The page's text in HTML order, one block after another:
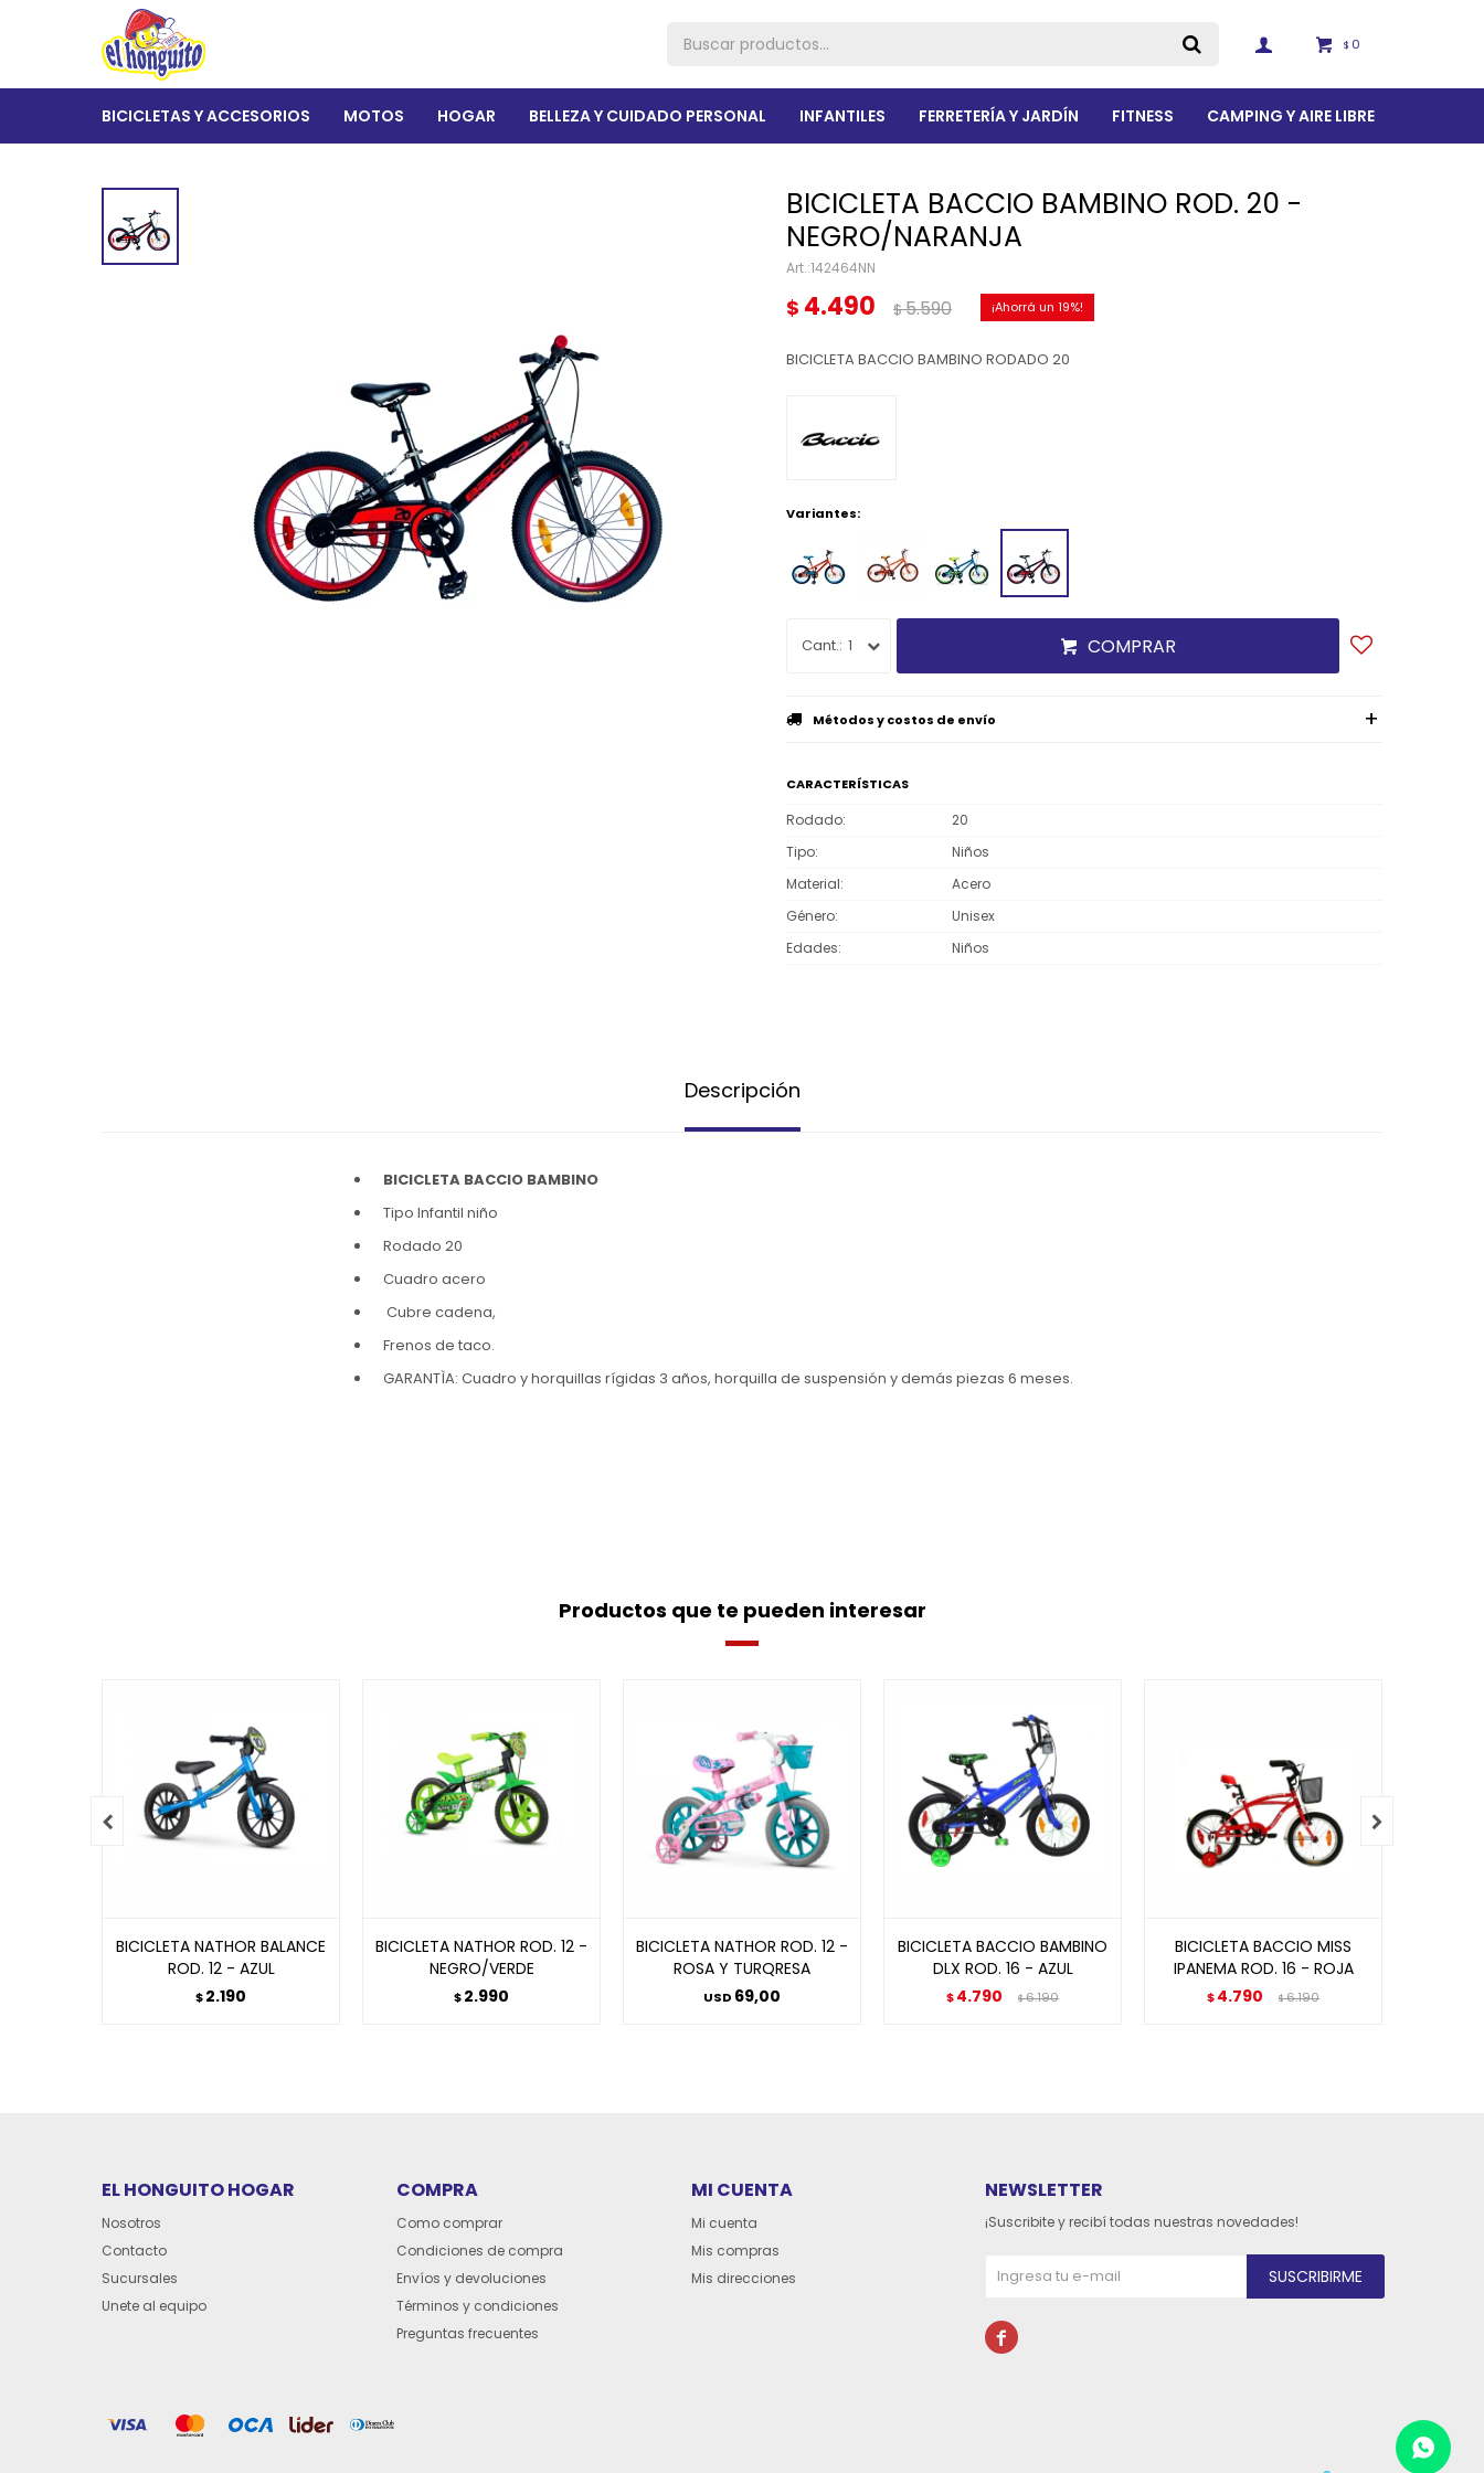
BICICLETAS Y ACCESORIOS MOTOS HOGAR BELLEZA Y CUIDADO PERSONAL INFANTILES FERRETERÍA Y JARDÍN FITNESS CAMPING Y AIRE LIBRE
$ 0
BICICLETA BACCIO BAMBINO ROD. 20 -
NEGRO/NARANJA
142464NN
$ 4.490 $5.590 19
BICICLETA BACCIO BAMBINO RODADO 20
Variantes:
1 COMPRAR
Métodos y costos de envío
CARACTERÍSTICAS
Rodado
20
Tipo
Niños
Material
Acero
Género
Unisex
Edades
Niños
Descripción
BICICLETA BACCIO BAMBINO
Tipo Infantil niño
Rodado 20
Cuadro acero
Cubre cadena,
Frenos de taco.
GARANTÌA: Cuadro y horquillas rígidas 3 años, horquilla de suspensión y demás piezas 6 meses.
Productos que te pueden interesar
BICICLETA NATHOR BALANCE
ROD. 12 - AZUL
$2.190
BICICLETA NATHOR ROD. 12 -
NEGRO/VERDE
$2.990
BICICLETA NATHOR ROD. 12 -
ROSA Y TURQRESA
USD 69,00
BICICLETA BACCIO BAMBINO
DLX ROD. 16 - AZUL
$4.790 $6.190
BICICLETA BACCIO MISS
IPANEMA ROD. 16 - ROJA
$4.790 $6.190
 
EL HONGUITO HOGAR
Nosotros
Contacto
Sucursales
Unete al equipo
COMPRA
Como comprar
Condiciones de compra
Envíos y devoluciones
Términos y condiciones
Preguntas frecuentes
MI CUENTA
Mi cuenta
Mis compras
Mis direcciones
NEWSLETTER
¡Suscribite y recibí todas nuestras novedades!
SUSCRIBIRME
